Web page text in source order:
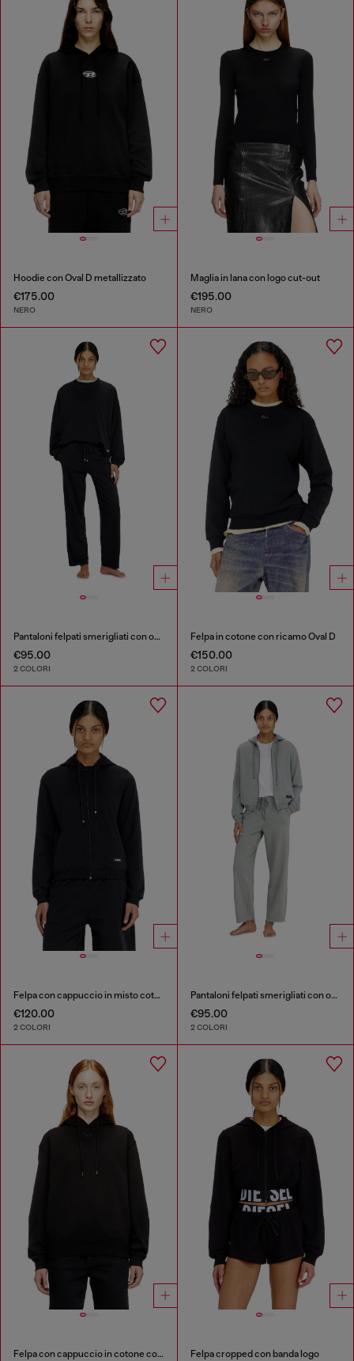
Hoodie con Oval D metallizzato
€175.00
NERO
Maglia in lana con logo cut-out
€195.00
NERO
Pantaloni felpati smerigliati con orli vivi
€95.00
2 COLORI
Felpa in cotone con ricamo Oval D
€150.00
2 COLORI
Felpa con cappuccio in misto cotone smerigliato
€120.00
2 COLORI
Pantaloni felpati smerigliati con orli vivi
€95.00
2 COLORI
Felpa con cappuccio in cotone con logo Oval D Felpa cropped con banda logo